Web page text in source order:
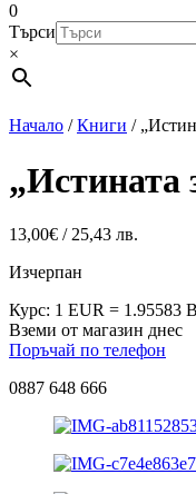
0
Търси
×
Начало /Книги /
13,00€ / 25,43 лв.
Изчерпан
Курс: 1 EUR = 1.95583
Вземи от магазин днес
Поръчай по телефон
0887 648 666